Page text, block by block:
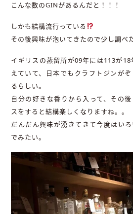
こんな数のGINがあるんだと！！！
しかも結構流行っている
その後興味が泡いてきたので少し調べ
イギリスの蒸留所が09年には113が
えていて、日本でもクラフトジンが
るらしい。
自分の好きな香りから入って、その
スをすると結構楽しくなりますね。。
だんだん興味が湧きてきて今度はい
でみたい。